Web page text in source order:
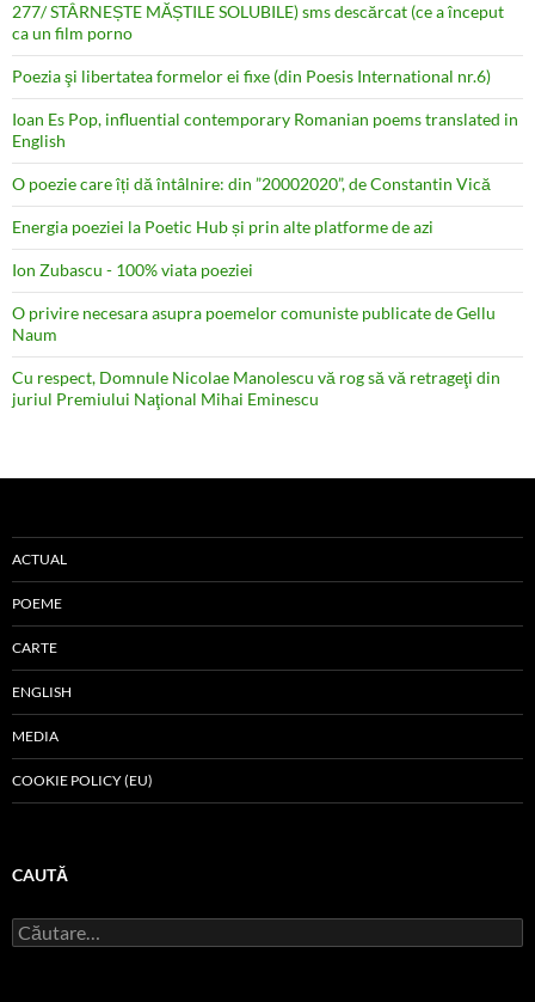
277/ STÂRNEȘTE MĂȘTILE SOLUBILE) sms descărcat (ce a început
ca un film porno
Poezia şi libertatea formelor ei fixe (din Poesis International nr.6)
Ioan Es Pop, influential contemporary Romanian poems translated in
English
O poezie care îți dă întâlnire: din ”20002020”, de Constantin Vică
Energia poeziei la Poetic Hub și prin alte platforme de azi
Ion Zubascu - 100% viata poeziei
O privire necesara asupra poemelor comuniste publicate de Gellu
Naum
Cu respect, Domnule Nicolae Manolescu vă rog să vă retrageţi din
juriul Premiului Naţional Mihai Eminescu
ACTUAL
POEME
CARTE
ENGLISH
MEDIA
COOKIE POLICY (EU)
CAUTĂ
Caută
după: